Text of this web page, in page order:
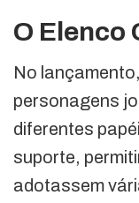
O Elenco
No
personagens
diferentes
suporte,
adotassem